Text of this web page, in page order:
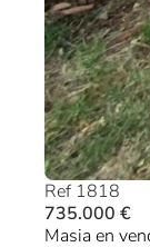
Ref 1818
735.000 €
Masia en